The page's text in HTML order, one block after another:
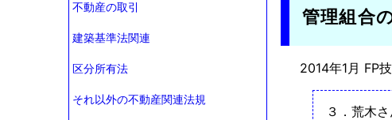
不動産の取引
建築基準法関連
区分所有法
それ以外の不動産関連法規
管理組合
2014年1月 FP
３．荒木